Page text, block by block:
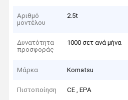
Αριθμό
μοντέλου
2.5t
Δυνατότητα
προσφοράς
1000 σετ ανά μήνα
Μάρκα Komatsu
Πιστοποίηση CE , EPA